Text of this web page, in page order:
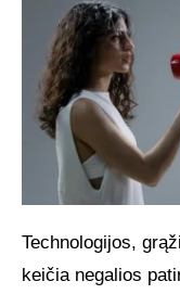
Technologijos,
keičia negalios